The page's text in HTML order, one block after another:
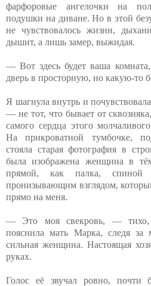
фарфоровые ангелочки на
подушки на диване. Но в этой
не чувствовалось жизни,
дышит, а лишь замер, выжидая.
— Вот здесь будет ваша
дверь в просторную, но какую-то
Я шагнула внутрь и
— не тот, что бывает от
самого сердца этого
На прикроватной тумбочке,
стояла старая фотография в
была изображена женщина в
прямой, как палка, спиной
пронизывающим взглядом,
прямо на меня.
— Это моя свекровь, —
пояснила мать Марка, следя
сильная женщина. Настоящая
руках.
Голос её звучал ровно, почти